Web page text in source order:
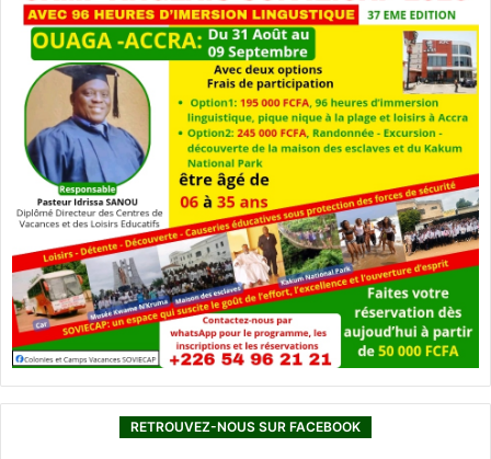
RETROUVEZ-NOUS SUR FACEBOOK